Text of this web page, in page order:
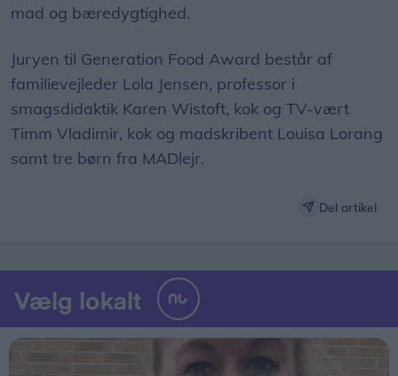
mad og bæredygtighed.
Juryen til Generation Food Award består af
familievejleder Lola Jensen, professor i
smagsdidaktik Karen Wistoft, kok og TV-vært
Timm Vladimir, kok og madskribent Louisa Lorang
samt tre børn fra MADlejr.
Del artikel